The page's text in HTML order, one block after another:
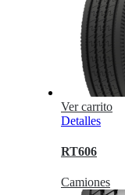
Ver carrito
Detalles
RT606
Camiones